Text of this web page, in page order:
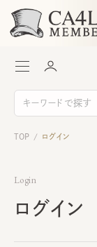
TOP / ログイン
Login
ログイン